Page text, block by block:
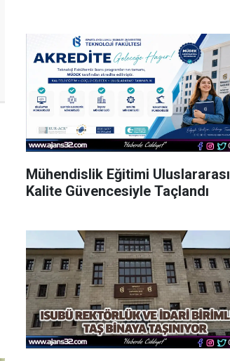
Mühendislik Eğitimi Uluslararası
Kalite Güvencesiyle Taçlandı